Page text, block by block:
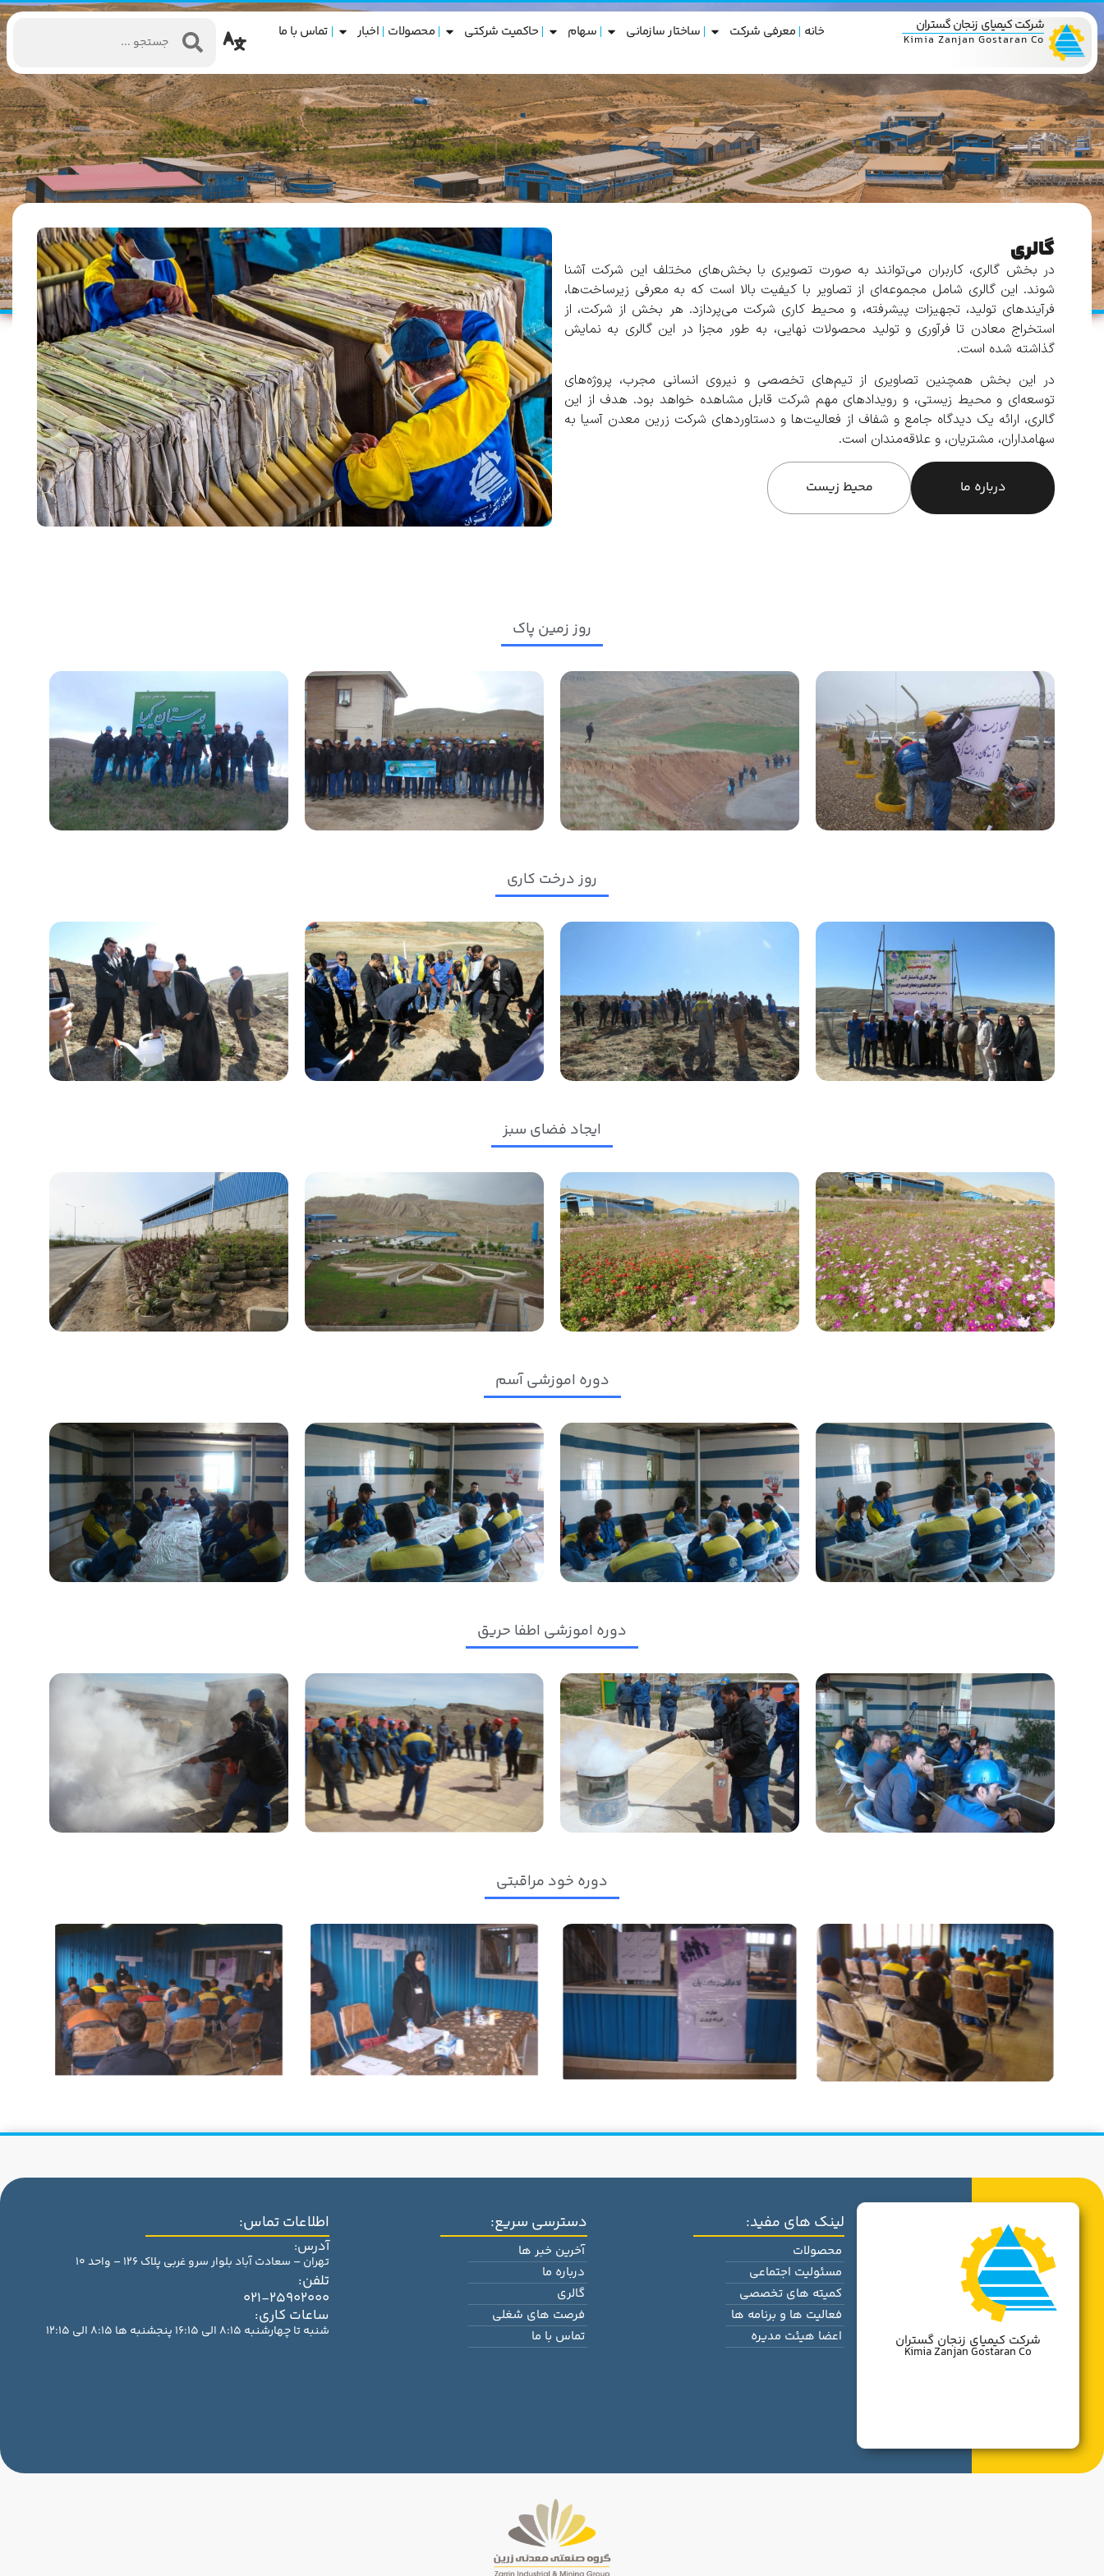
شرکت کیمیای زنجان گستران
Kimia Zanjan Gostaran Co خانه معرفی شرکت ساختار سازمانی سهام حاکمیت شرکتی محصولات اخبار تماس با ما
گالری
در بخش گالری، کاربران می‌توانند به صورت تصویری با بخش‌های مختلف این شرکت آشنا
شوند. این گالری شامل مجموعه‌ای از تصاویر با کیفیت بالا است که به معرفی زیرساخت‌ها،
فرآیندهای تولید، تجهیزات پیشرفته، و محیط کاری شرکت می‌پردازد. هر بخش از شرکت، از
استخراج معادن تا فرآوری و تولید محصولات نهایی، به طور مجزا در این گالری به نمایش
گذاشته شده است.
در این بخش همچنین تصاویری از تیم‌های تخصصی و نیروی انسانی مجرب، پروژه‌های
توسعه‌ای و محیط زیستی، و رویدادهای مهم شرکت قابل مشاهده خواهد بود. هدف از این
گالری، ارائه یک دیدگاه جامع و شفاف از فعالیت‌ها و دستاوردهای شرکت زرین معدن آسیا به
سهامداران، مشتریان، و علاقه‌مندان است.
درباره ما محیط زیست
روز زمین پاک
روز درخت کاری
ایجاد فضای سبز
دوره اموزشی آسم
دوره اموزشی اطفا حریق
دوره خود مراقبتی
اطلاعات تماس:
آدرس:
تهران – سعادت آباد بلوار سرو غربی پلاک 126 – واحد 10
تلفن:
021-25902000
ساعات کاری:
شنبه تا چهارشنبه 8:15 الی 16:15 پنجشنبه ها 8:15 الی 12:15
دسترسی سریع:
آخرین خبر ها
درباره ما
گالری
فرصت های شغلی
تماس با ما
لینک های مفید:
محصولات
مسئولیت اجتماعی
کمیته های تخصصی
فعالیت ها و برنامه ها
اعضا هیئت مدیره
شرکت کیمیای زنجان گستران
Kimia Zanjan Gostaran Co